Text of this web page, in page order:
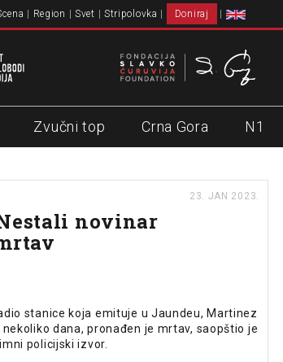
Region Svet Stripolovka Doniraj
Zvučni top Crna Gora N1
23. JAN 2023.
novinar
stanice koja emituje u Jaundeu, Martinez
dana, pronađen je mrtav, saopštio je
policijski izvor.